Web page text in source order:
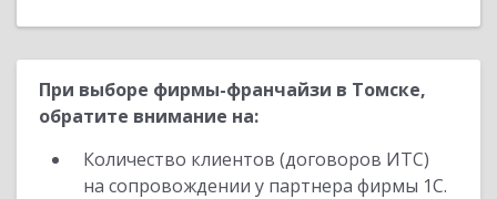
При выборе фирмы-франчайзи в Томске,
обратите внимание на:
Количество клиентов (договоров ИТС)
на сопровождении у партнера фирмы 1С.